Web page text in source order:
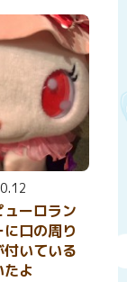
ーロラン
に口の周り
いている
よ